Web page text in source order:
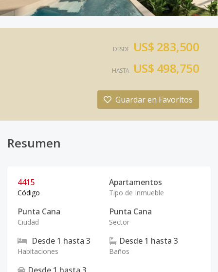
DESDE US$ 283,500
HASTA US$ 498,750
Guardar en Favoritos
Resumen
4415
Código
Apartamentos
Tipo de Inmueble
Punta Cana
Ciudad
Punta Cana
Sector
Desde 1 hasta 3
Habitaciones
Desde 1 hasta 3
Baños